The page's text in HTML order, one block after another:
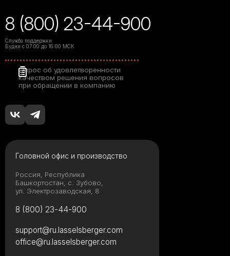
8 (800) 23-44-900
Служба поддержки
Будни с 07:00 до 16:00 МСК
Опрос об удовлетворенности
качеством решения вопросов
при обращении в компанию
Головной офис и производство
Россия, Республика
Башкортостан, с. Зубово,
ул. Электрозаводская, 8
8 (800) 23-44-900
support@ru.lasselsberger.com
office@ru.lasselsberger.com